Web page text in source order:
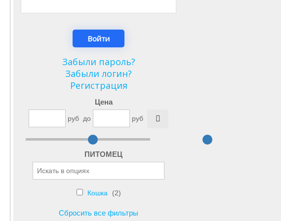
Забыли пароль?
Забыли логин?
Регистрация
Цена
руб до руб
ПИТОМЕЦ
Кошка (2)
Сбросить все фильтры